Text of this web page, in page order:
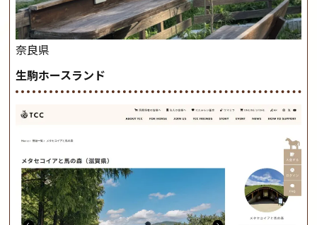
奈良県
生駒ホースランド